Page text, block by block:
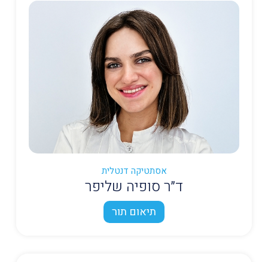
אסתטיקה דנטלית
ד״ר סופיה שליפר
תיאום תור